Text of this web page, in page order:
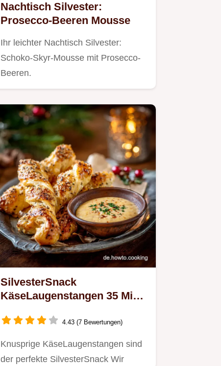
Nachtisch Silvester:
Prosecco-Beeren Mousse
Ihr leichter Nachtisch Silvester:
Schoko-Skyr-Mousse mit Prosecco-
Beeren.
SilvesterSnack
KäseLaugenstangen 35 Min
4.43 (7 Bewertungen)
Knusprige KäseLaugenstangen sind
der perfekte SilvesterSnack Wir